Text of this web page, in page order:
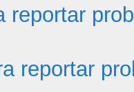
reportar
reportar